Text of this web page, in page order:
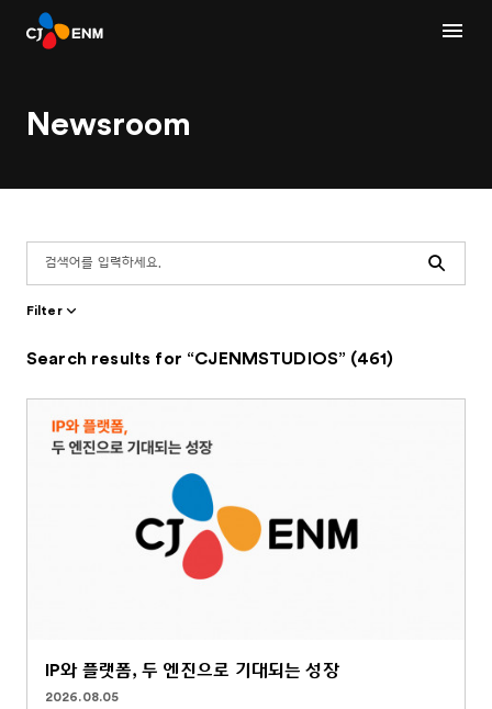
Newsroom
Search
Filter
Search results for “CJENMSTUDIOS” (461)
IP와 플랫폼, 두 엔진으로 기대되는 성장
2026.08.05